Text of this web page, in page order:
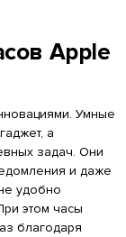
Apple
Умные
а
задач. Они
и даже
удобно
этом часы
благодаря